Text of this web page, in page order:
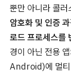
뿐만 아니라 콜러
암호화 및 인증
로드 프로세스를
경이 아닌 전용
Android)에 멀티